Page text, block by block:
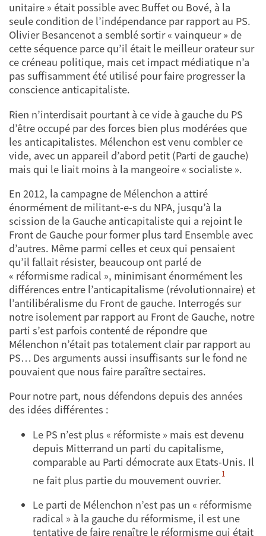
unitaire » était possible avec Buffet ou Bové, à la
seule condition de l’indépendance par rapport au PS.
Olivier Besancenot a semblé sortir « vainqueur » de
cette séquence parce qu’il était le meilleur orateur sur
ce créneau politique, mais cet impact médiatique n’a
pas suffisamment été utilisé pour faire progresser la
conscience anticapitaliste.
Rien n’interdisait pourtant à ce vide à gauche du PS
d’être occupé par des forces bien plus modérées que
les anticapitalistes. Mélenchon est venu combler ce
vide, avec un appareil d’abord petit (Parti de gauche)
mais qui le liait moins à la mangeoire « socialiste ».
En 2012, la campagne de Mélenchon a attiré
énormément de militant-e-s du NPA, jusqu’à la
scission de la Gauche anticapitaliste qui a rejoint le
Front de Gauche pour former plus tard Ensemble avec
d’autres. Même parmi celles et ceux qui pensaient
qu’il fallait résister, beaucoup ont parlé de
« réformisme radical », minimisant énormément les
différences entre l’anticapitalisme (révolutionnaire) et
l’antilibéralisme du Front de gauche. Interrogés sur
notre isolement par rapport au Front de Gauche, notre
parti s’est parfois contenté de répondre que
Mélenchon n’était pas totalement clair par rapport au
PS… Des arguments aussi insuffisants sur le fond ne
pouvaient que nous faire paraître sectaires.
Pour notre part, nous défendons depuis des années
des idées différentes :
Le PS n’est plus « réformiste » mais est devenu
depuis Mitterrand un parti du capitalisme,
comparable au Parti démocrate aux Etats-Unis. Il
ne fait plus partie du mouvement ouvrier.
1
Le parti de Mélenchon n’est pas un « réformisme
radical » à la gauche du réformisme, il est une
tentative de faire renaître le réformisme qui était